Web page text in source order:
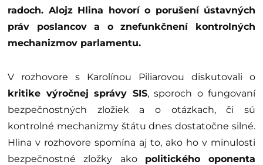
radoch. Alojz Hlina hovorí o porušení ústavných
práv poslancov a o znefunkčnení kontrolných
mechanizmov parlamentu.
V rozhovore s Karolínou Piliarovou diskutovali o
kritike výročnej správy SIS, sporoch o fungovaní
bezpečnostných zložiek a o otázkach, či sú
kontrolné mechanizmy štátu dnes dostatočne silné.
Hlina v rozhovore spomína aj to, ako ho v minulosti
bezpečnostné zložky ako politického oponenta